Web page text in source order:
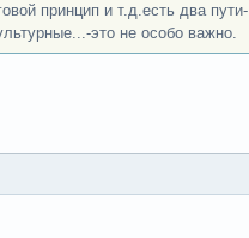
принцип и т.д.есть два пути-
это не особо важно.